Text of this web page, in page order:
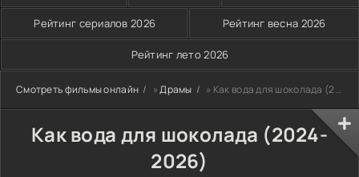
Рейтинг сериалов 2026 Рейтинг весна 2026
Рейтинг лето 2026
Смотреть фильмы онлайн »Драмы » Как вода для шоколада (2024-2026)
Как вода для шоколада (2024-
2026)